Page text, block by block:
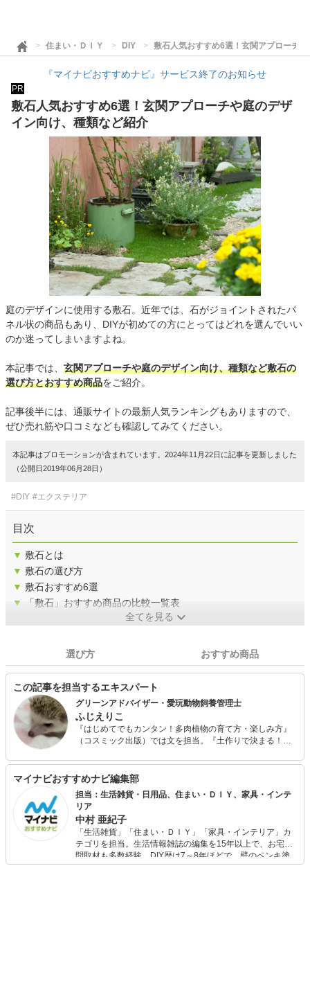
住まい・ＤＩＹ DIY 敷石人気おすすめ6選！玄関アプローチ
『マイナビおすすめナビ』サービス終了のお知らせ
PR
敷石人気おすすめ6選！玄関アプローチや庭のデザ
イン向け、種類など紹介
庭のデザインに使用する敷石。近年では、石がジョイントされたパ
ネル状の商品もあり、DIYが初めての方にとってはどれを選んでいい
のか迷ってしまいますよね。
本記事では、 玄関アプローチや庭のデザイン向け、種類など敷石の
選び方とおすすめ商品をご紹介。
記事後半には、通販サイトの最新人気ランキングもありますので、
ぜひ売れ筋や口コミなども確認してみてください。
本記事はプロモーションが含まれています。2024年11月22日に記事を更新しました
（公開日2019年06月28日）
#DIY #エクステリア
目次
▼ 敷石とは
▼ 敷石の選び方
▼ 敷石おすすめ6選
▼
「敷石」おすすめ商品の比較一覧表
全てを見る
選び方 おすすめ商品
この記事を担当するエキスパート
グリーンアドバイザー・愛玩動物飼養管理士
ふじえりこ
『はじめてでもカンタン！多肉植物の育て方・楽しみ方』
（コスミック出版）では文を担当。『土作りで決まる！と
ダ菜園 おいしい野菜づくりのポイント70』（メイツ出版）
では監修＆執筆。『趣味の山野草』、エバーグリーンなど
で連載執筆中。 豪華客船飛鳥のクルーズ講師、園芸教室
Ceresを主宰するほか、都内植木市の園芸相談員歴20年以
上。また、産業安全保健エキスパート、理科支援員・コー
ディネーター・アドバイザーの経歴を活かし『生き物たち
のひみつ』（NHK）などのキッズライターとしての顔も持
つ。 映画、漫画、健康分野にも精通し各種ライティング実
績があるほか、『愛犬の選び方・飼い方・健康管理（主婦
マイナビおすすめナビ編集部
担当：生活雑貨・日用品、住まい・ＤＩＹ、家具・インテ
リア
中村 亜紀子
「生活雑貨」「住まい・ＤＩＹ」「家具・インテリア」カ
テゴリを担当。生活情報雑誌の編集を15年以上で、お宅訪
問取材も多数経験。DIY歴は7～8年ほどで、壁のペンキ塗
りや壁紙チェンジなどもチャレンジ済み。初心者でもモノ